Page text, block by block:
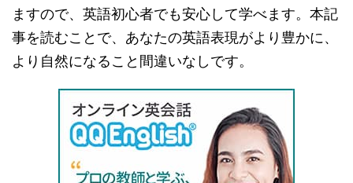
ますので、英語初心者でも安心して学べます。本記
事を読むことで、あなたの英語表現がより豊かに、
より自然になること間違いなしです。